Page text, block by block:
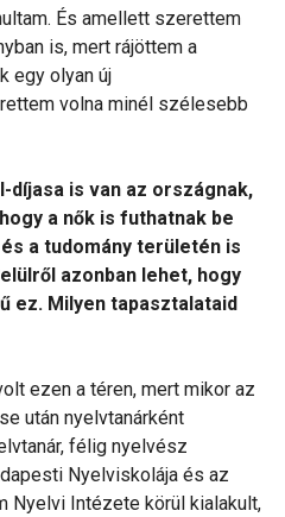
És amellett szerettem
is, mert rájöttem a
egy olyan új
volna minél szélesebb
díjasa is van az országnak,
a nők is futhatnak be
a tudomány területén is
azonban lehet, hogy
ez. Milyen tapasztalataid
ezen a téren, mert mikor az
után nyelvtanárként
félig nyelvész
Nyelviskolája és az
Nyelvi Intézete körül kialakult,